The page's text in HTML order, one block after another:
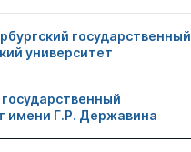
государственный
университет
имени Г.Р. Державина